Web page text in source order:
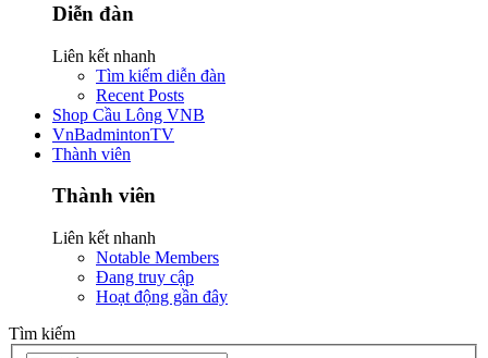
Diễn đàn
Liên kết nhanh
Tìm kiếm diễn đàn
Recent Posts
Shop Cầu Lông VNB
VnBadmintonTV
Thành viên
Thành viên
Liên kết nhanh
Notable Members
Đang truy cập
Hoạt động gần đây
Tìm kiếm